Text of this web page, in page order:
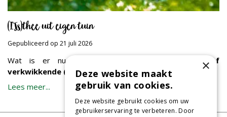
(IJs)thee uit eigen tuin
Gepubliceerd op 21 juli 2026
Wat is er nu lekkerder dan een
verfrissende of
verkwikkende (ijs)thee, op een mooie, zomerse dag?
Lees meer...
×
Deze website maakt
gebruik van cookies.
Deze website gebruikt cookies om uw
gebruikerservaring te verbeteren. Door